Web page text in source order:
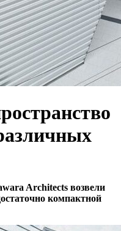
Architects возвели
компактной